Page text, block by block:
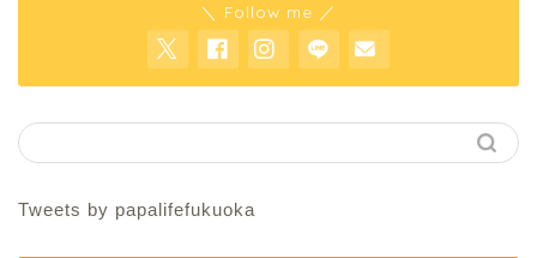
＼ Follow me ／
Tweets by papalifefukuoka